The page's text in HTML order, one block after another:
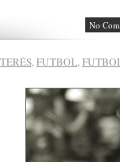
No
,FUTBOL,